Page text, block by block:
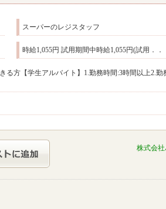
スーパーのレジスタッフ
時給1,055円 試用期間中時給1,055円(試用．．
方【学生アルバイト】1.勤務時間:3時間以上2.勤
株式会